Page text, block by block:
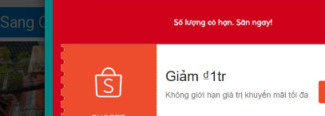
Sang Quán Cafe